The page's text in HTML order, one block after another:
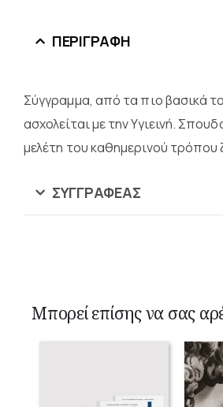
ΠΕΡΙΓΡΑΦΉ
Σύγγραμμα, από τα πιο βασικά
ασχολείται με την Υγιεινή.
μελέτη του καθημερινού
ΣΥΓΓΡΑΦΈΑΣ
Μπορεί επίσης να σας